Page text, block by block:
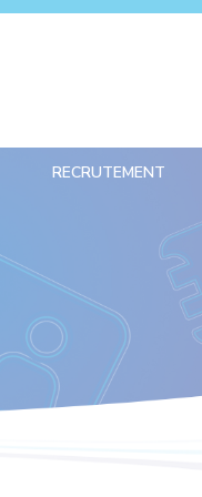
RECRUTEMENT